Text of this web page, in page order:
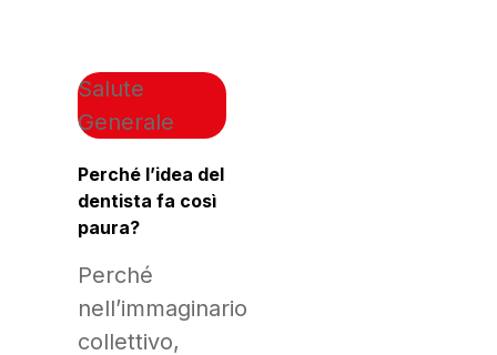
Salute
Generale
Perché l’idea del
dentista fa così
paura?
Perché
nell’immaginario
collettivo,